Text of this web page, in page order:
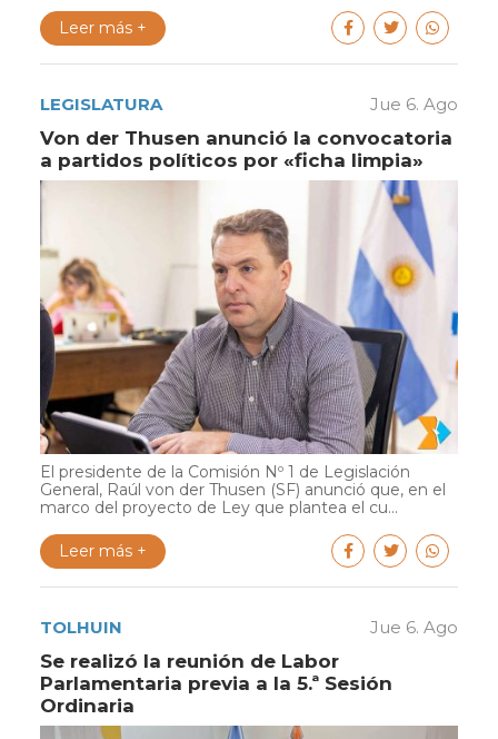
Leer más +
LEGISLATURA Jue 6. Ago
Von der Thusen anunció la convocatoria
a partidos políticos por «ficha limpia»
El presidente de la Comisión Nº 1 de Legislación
General, Raúl von der Thusen (SF) anunció que, en el
marco del proyecto de Ley que plantea el cu...
Leer más +
TOLHUIN Jue 6. Ago
Se realizó la reunión de Labor
Parlamentaria previa a la 5.ª Sesión
Ordinaria